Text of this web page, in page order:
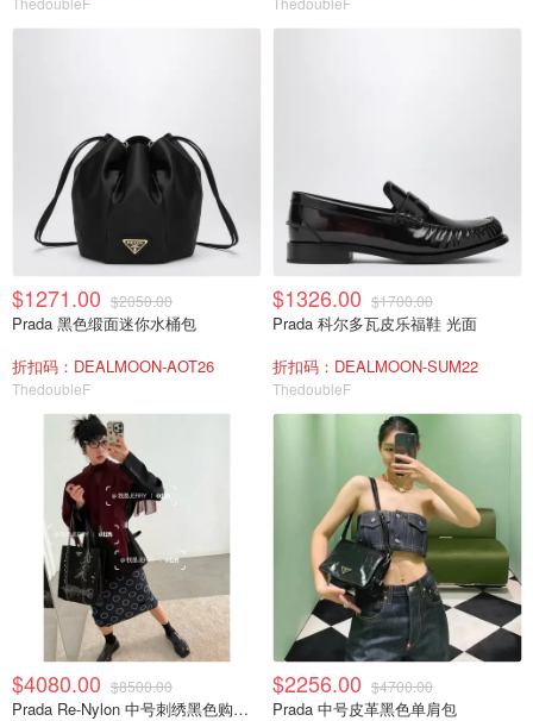
$1271.00 $2050.00
Prada 黑色缎面迷你水桶包
折扣码：DEALMOON-AOT26
ThedoubleF
$1326.00 $1700.00
Prada 科尔多瓦皮乐福鞋 光面
折扣码：DEALMOON-SUM22
ThedoubleF
$4080.00 $8500.00
Prada Re-Nylon 中号刺绣黑色购物袋
$2256.00 $4700.00
Prada 中号皮革黑色单肩包